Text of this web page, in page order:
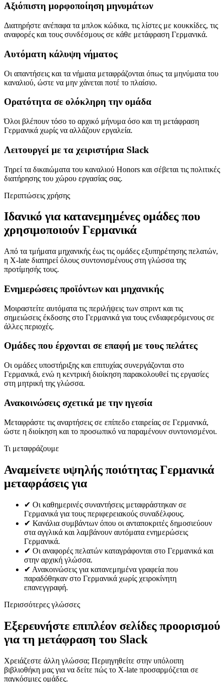
Αξιόπιστη μορφοποίηση μηνυμάτων
Διατηρήστε ανέπαφα τα μπλοκ κώδικα, τις λίστες με κουκκίδες, τις
αναφορές και τους συνδέσμους σε κάθε μετάφραση Γερμανικά.
Αυτόματη κάλυψη νήματος
Οι απαντήσεις και τα νήματα μεταφράζονται όπως τα μηνύματα του
καναλιού, ώστε να μην χάνεται ποτέ το πλαίσιο.
Ορατότητα σε ολόκληρη την ομάδα
Όλοι βλέπουν τόσο το αρχικό μήνυμα όσο και τη μετάφραση
Γερμανικά χωρίς να αλλάζουν εργαλεία.
Λειτουργεί με τα χειριστήρια Slack
Τηρεί τα δικαιώματα του καναλιού Honors και σέβεται τις πολιτικές
διατήρησης του χώρου εργασίας σας.
Περιπτώσεις χρήσης
Ιδανικό για κατανεμημένες ομάδες που
χρησιμοποιούν Γερμανικά
Από τα τμήματα μηχανικής έως τις ομάδες εξυπηρέτησης πελατών,
η X-late διατηρεί όλους συντονισμένους στη γλώσσα της
προτίμησής τους.
Ενημερώσεις προϊόντων και μηχανικής
Μοιραστείτε αυτόματα τις περιλήψεις των σπριντ και τις
σημειώσεις έκδοσης στο Γερμανικά για τους ενδιαφερόμενους σε
άλλες περιοχές.
Ομάδες που έρχονται σε επαφή με τους πελάτες
Οι ομάδες υποστήριξης και επιτυχίας συνεργάζονται στο
Γερμανικά, ενώ η κεντρική διοίκηση παρακολουθεί τις εργασίες
στη μητρική της γλώσσα.
Ανακοινώσεις σχετικά με την ηγεσία
Μεταφράστε τις αναρτήσεις σε επίπεδο εταιρείας σε Γερμανικά,
ώστε η διοίκηση και το προσωπικό να παραμένουν συντονισμένοι.
Τι μεταφράζουμε
Αναμείνετε υψηλής ποιότητας Γερμανικά
μεταφράσεις για
✔ Οι καθημερινές συναντήσεις μεταφράστηκαν σε
Γερμανικά για τους περιφερειακούς συναδέλφους.
✔ Κανάλια συμβάντων όπου οι ανταποκριτές δημοσιεύουν
στα αγγλικά και λαμβάνουν αυτόματα ενημερώσεις
Γερμανικά.
✔ Οι αναφορές πελατών καταγράφονται στο Γερμανικά και
στην αρχική γλώσσα.
✔ Ανακοινώσεις για κατανεμημένα γραφεία που
παραδόθηκαν στο Γερμανικά χωρίς χειροκίνητη
επανεγγραφή.
Περισσότερες γλώσσες
Εξερευνήστε επιπλέον σελίδες προορισμού
για τη μετάφραση του Slack
Χρειάζεστε άλλη γλώσσα; Περιηγηθείτε στην υπόλοιπη
βιβλιοθήκη μας για να δείτε πώς το X-late προσαρμόζεται σε
παγκόσμιες ομάδες.